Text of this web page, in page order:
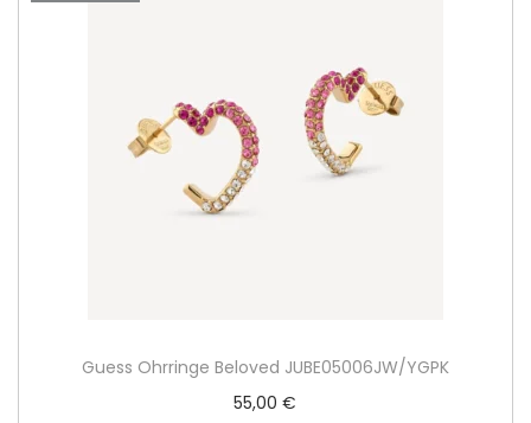
Guess Ohrringe Beloved JUBE05006JW/YGPK
55,00€